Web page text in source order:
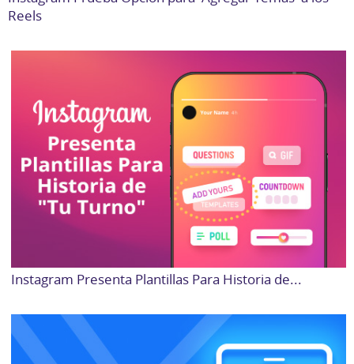
Reels
Instagram Presenta Plantillas Para Historia de...